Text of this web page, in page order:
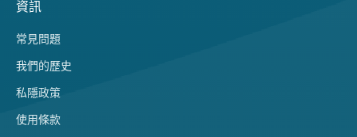
資訊
常見問題
我們的歷史
私隱政策
使用條款